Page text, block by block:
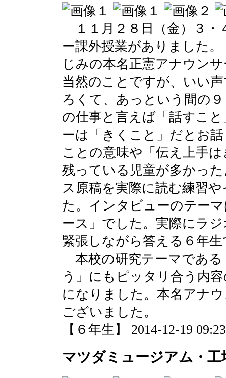
１１月２８日（金）３・
ー課外授業がありました
じみの本名正憲アナウン
当然のことですが、いい
ろくて、あっという間の
の仕事と言えば「話すこ
ーは「きくこと」だとお
ことの意味や「伝え上手
残っている児童が多かっ
ス原稿を実際に読む練習
た。インタビューのテー
ース」でした。実際にラ
緊張しながら答える６年
本校の研究テーマであ
う」にもピッタリ合う内
になりました。本名アナ
ございました。
【６年生】 2014-12-19
マツダミュージアム・工